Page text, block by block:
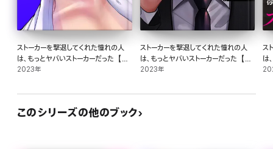
ストーカーを撃退してくれた憧れの人
は、もっとヤバいストーカーだった【お
まけ描き下ろし付き】 2巻
2023年
ストーカーを撃退してくれた憧れの人
は、もっとヤバいストーカーだった【お
まけ描き下ろし付き】 3巻
2023年
ス
は
ま
このシリーズの他のブック